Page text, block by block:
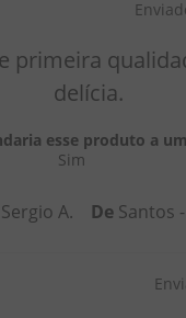
primeira
delícia.
esse produto a
Sim
Sergio A. De Santos